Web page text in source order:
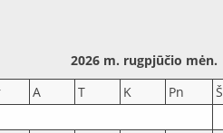
2026 m. rugpjūčio mėn.
A T K Pn Š